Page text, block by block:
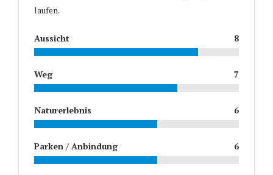
laufen.
Aussicht 8
Weg 7
Naturerlebnis 6
Parken / Anbindung 6